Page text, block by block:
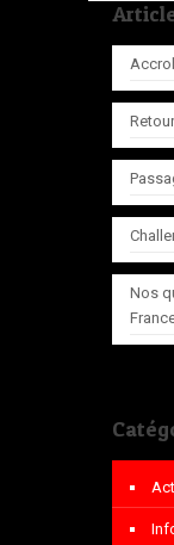
Nos